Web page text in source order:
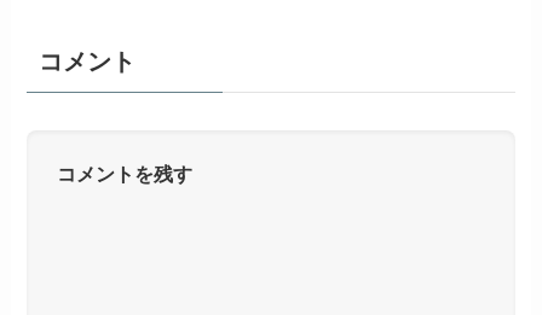
コメント
コメントを残す